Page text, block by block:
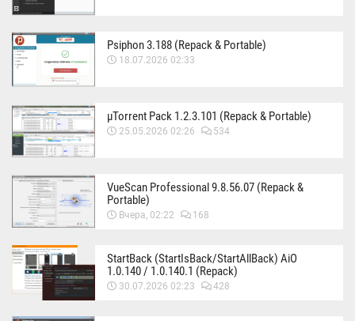
Psiphon 3.188 (Repack & Portable)
18.07.2026 02:33
µTorrent Pack 1.2.3.101 (Repack & Portable)
25.05.2026 02:26 534
VueScan Professional 9.8.56.07 (Repack &
Portable)
Вчера, 02:22 168
StartBack (StartIsBack/StartAllBack) AiO
1.0.140 / 1.0.140.1 (Repack)
30.07.2026 02:23 428